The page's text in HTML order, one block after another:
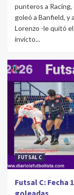
punteros a Racing,
goleó a Banfield, y
Lorenzo -le quitó el
invicto...
FUTSAL C
Futsal C: Fecha
goleadas